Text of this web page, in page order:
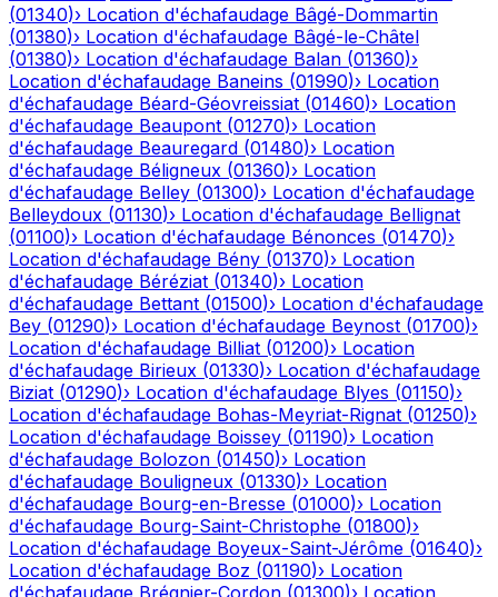
(01340)› Location d'échafaudage Bâgé-Dommartin
(01380)› Location d'échafaudage Bâgé-le-Châtel
(01380)› Location d'échafaudage Balan (01360)›
Location d'échafaudage Baneins (01990)› Location
d'échafaudage Béard-Géovreissiat (01460)› Location
d'échafaudage Beaupont (01270)› Location
d'échafaudage Beauregard (01480)› Location
d'échafaudage Béligneux (01360)› Location
d'échafaudage Belley (01300)› Location d'échafaudage
Belleydoux (01130)› Location d'échafaudage Bellignat
(01100)› Location d'échafaudage Bénonces (01470)›
Location d'échafaudage Bény (01370)› Location
d'échafaudage Béréziat (01340)› Location
d'échafaudage Bettant (01500)› Location d'échafaudage
Bey (01290)› Location d'échafaudage Beynost (01700)›
Location d'échafaudage Billiat (01200)› Location
d'échafaudage Birieux (01330)› Location d'échafaudage
Biziat (01290)› Location d'échafaudage Blyes (01150)›
Location d'échafaudage Bohas-Meyriat-Rignat (01250)›
Location d'échafaudage Boissey (01190)› Location
d'échafaudage Bolozon (01450)› Location
d'échafaudage Bouligneux (01330)› Location
d'échafaudage Bourg-en-Bresse (01000)› Location
d'échafaudage Bourg-Saint-Christophe (01800)›
Location d'échafaudage Boyeux-Saint-Jérôme (01640)›
Location d'échafaudage Boz (01190)› Location